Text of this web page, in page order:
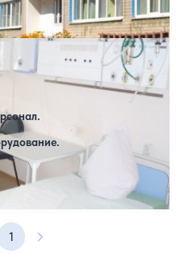
Крытый бассейн
туберкулезная
на выбранные даты
вариант
страница
1 Следующая страница